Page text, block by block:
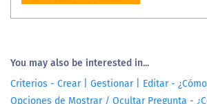
You may also be interested in...
Criterios - Crear | Gestionar | Editar -
Opciones de Mostrar / Ocultar Pregunta -